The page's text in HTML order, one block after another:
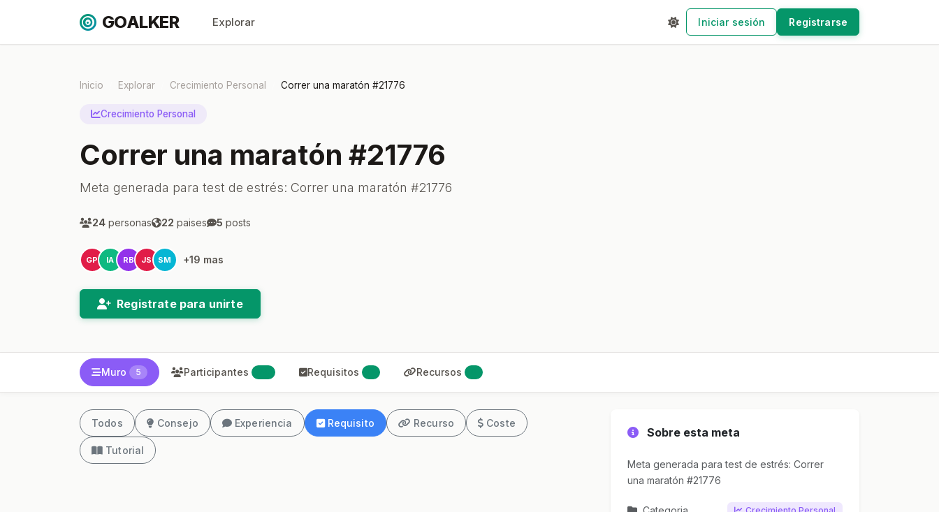
GOALKER Explorar Iniciar sesión Registrarse
Inicio Explorar Crecimiento Personal Correr una maratón #21776
Crecimiento Personal
Correr una maratón #21776
Meta generada para test de estrés: Correr una maratón #21776
24 personas 22 paises 5 posts
GP IA RB JS SM +19 mas
Registrate para unirte
Muro 5 Participantes Requisitos Recursos
Todos Consejo Experiencia Requisito Recurso Coste
Tutorial
Sobre esta meta
Meta generada para test de estrés: Correr
una maratón #21776